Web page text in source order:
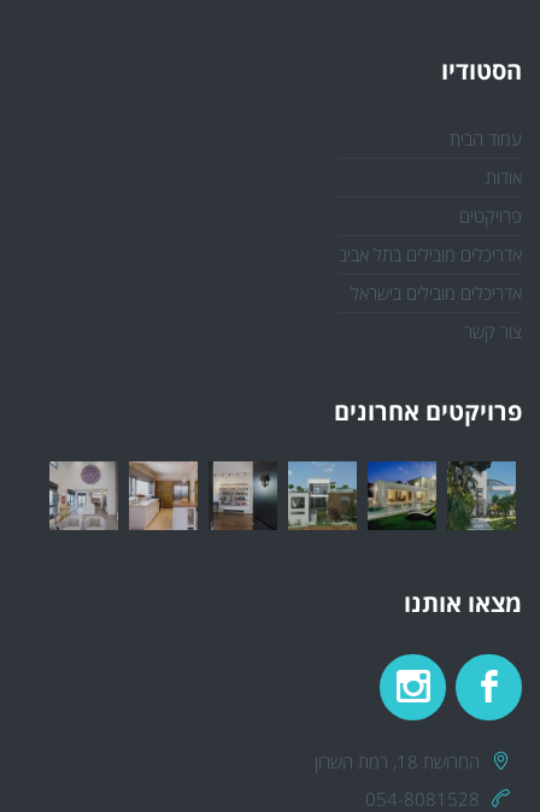
הסטודיו
עמוד הבית
אודות
פרויקטים
אדריכלים מובילים בתל אביב
אדריכלים מובילים בישראל
צור קשר
פרויקטים אחרונים
מצאו אותנו
החרושת 18, רמת השרון
054-8081528